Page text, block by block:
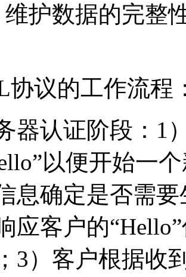
数据的完整性
议的工作流程
认证阶段：1）
以便开始一
息确定是否需
应客户的
3）客户根据收